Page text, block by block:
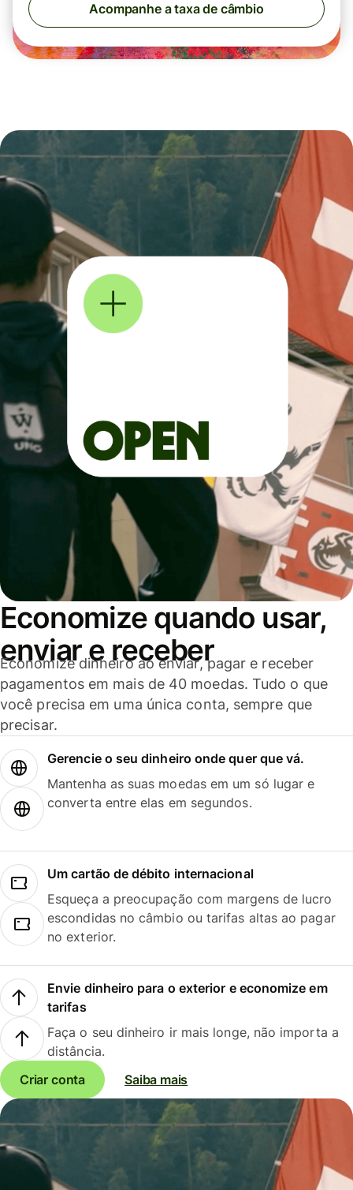
Acompanhe a taxa de câmbio
Economize quando usar,
enviar e receber
Economize dinheiro ao enviar, pagar e receber
pagamentos em mais de 40 moedas. Tudo o que
você precisa em uma única conta, sempre que
precisar.
Gerencie o seu dinheiro onde quer que vá.
Mantenha as suas moedas em um só lugar e
converta entre elas em segundos.
Um cartão de débito internacional
Esqueça a preocupação com margens de lucro
escondidas no câmbio ou tarifas altas ao pagar
no exterior.
Envie dinheiro para o exterior e economize em
tarifas
Faça o seu dinheiro ir mais longe, não importa a
distância.
Criar conta
Saiba mais